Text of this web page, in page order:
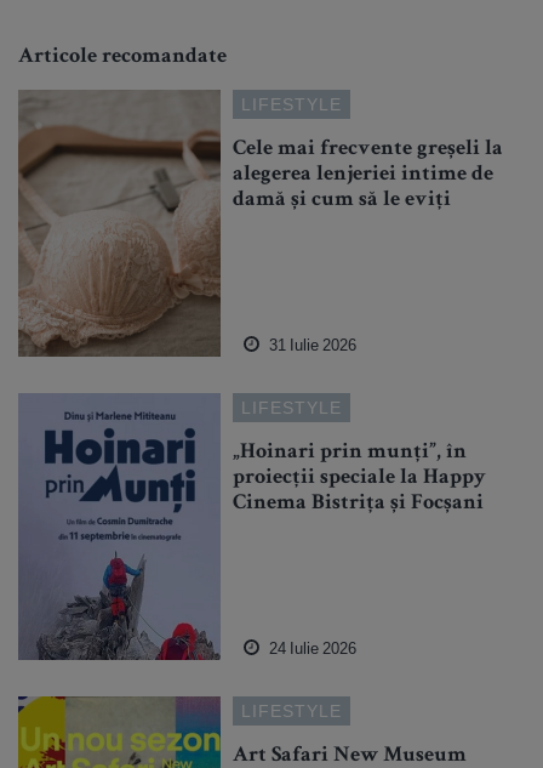
Articole recomandate
LIFESTYLE
Cele mai frecvente greșeli la
alegerea lenjeriei intime de
damă și cum să le eviți
31 Iulie 2026
LIFESTYLE
„Hoinari prin munți”, în
proiecții speciale la Happy
Cinema Bistrița și Focșani
24 Iulie 2026
LIFESTYLE
Art Safari New Museum